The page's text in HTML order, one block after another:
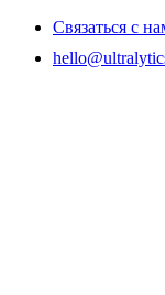
Связаться с